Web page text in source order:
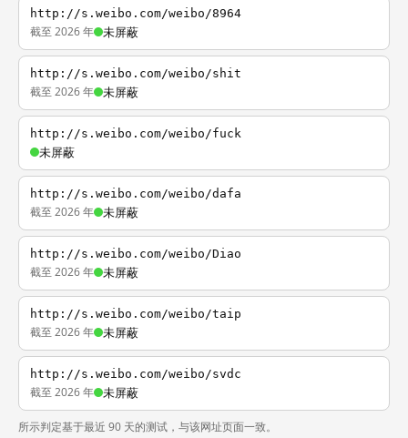
http://s.weibo.com/weibo/8964
截至 2026 年 未屏蔽
http://s.weibo.com/weibo/shit
截至 2026 年 未屏蔽
http://s.weibo.com/weibo/fuck
未屏蔽
http://s.weibo.com/weibo/dafa
截至 2026 年 未屏蔽
http://s.weibo.com/weibo/Diao
截至 2026 年 未屏蔽
http://s.weibo.com/weibo/taip
截至 2026 年 未屏蔽
http://s.weibo.com/weibo/svdc
截至 2026 年 未屏蔽
所示判定基于最近 90 天的测试，与该网址页面一致。